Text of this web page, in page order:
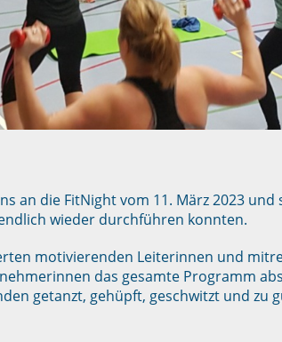
an die FitNight vom 11. März 2023 und
wieder durchführen konnten.
motivierenden Leiterinnen und
das gesamte Programm
getanzt, gehüpft, geschwitzt und zu